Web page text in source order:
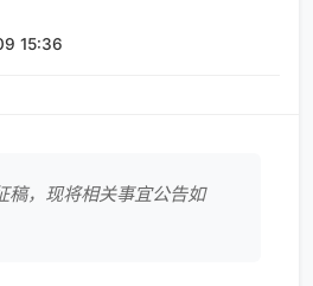
15:36
稿，现将相关事宜公告如